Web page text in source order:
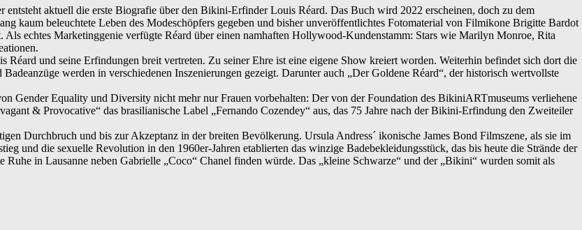
aktuell die erste Biografie über den Bikini-Erfinder Louis Réard. Das Buch wird 2022 erscheinen, doch zu dem
kaum beleuchtete Leben des Modeschöpfers gegeben und bisher unveröffentlichtes Fotomaterial von Filmikone Brigitte Bardot
echtes Marketinggenie verfügte Réard über einen namhaften Hollywood-Kundenstamm: Stars wie Marilyn Monroe, Rita
und seine Erfindungen breit vertreten. Zu seiner Ehre ist eine eigene Show kreiert worden. Weiterhin befindet sich dort die
werden in verschiedenen Inszenierungen gezeigt. Darunter auch „Der Goldene Réard“, der historisch wertvollste
Gender Equality und Diversity nicht mehr nur Frauen vorbehalten: Der von der Foundation des BikiniARTmuseums verliehene
& Provocative“ das brasilianische Label „Fernando Cozendey“ aus, das 75 Jahre nach der Bikini-Erfindung den Zweiteiler
Durchbruch und bis zur Akzeptanz in der breiten Bevölkerung. Ursula Andress´ ikonische James Bond Filmszene, als sie im
und die sexuelle Revolution in den 1960er-Jahren etablierten das winzige Badebekleidungsstück, das bis heute die Strände der
Ruhe in Lausanne neben Gabrielle „Coco“ Chanel finden würde. Das „kleine Schwarze“ und der „Bikini“ wurden somit als